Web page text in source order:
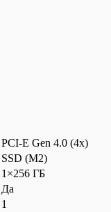
PCI-E Gen 4.0 (4x)
SSD (M2)
1×256 ГБ
Да
1